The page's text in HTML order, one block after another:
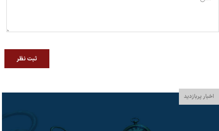
ثبت نظر
اخبار پربازدید